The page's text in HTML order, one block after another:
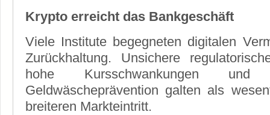
Krypto erreicht das Bankgeschäft
Viele Institute begegneten digitalen
Zurückhaltung. Unsichere
hohe Kursschwankungen und
Geldwäscheprävention galten als
breiteren Markteintritt.